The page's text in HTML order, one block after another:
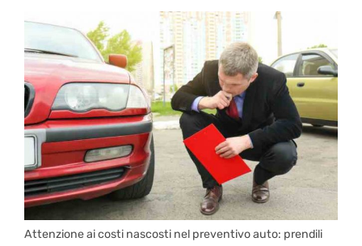
Attenzione ai costi nascosti nel preventivo auto: prendili